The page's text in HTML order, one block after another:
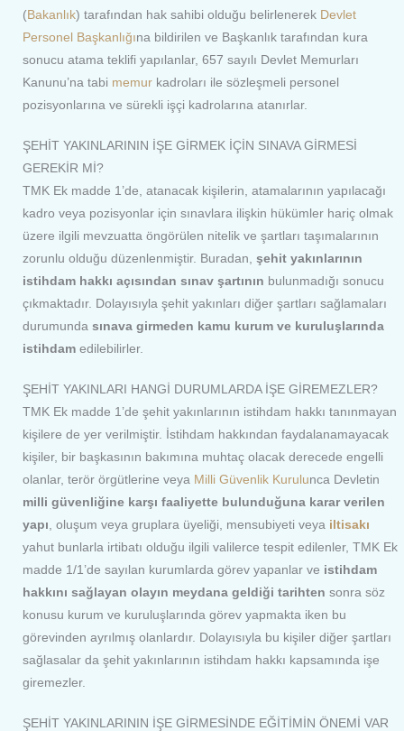
(Bakanlık) tarafından hak sahibi olduğu belirlenerek Devlet
Personel Başkanlığına bildirilen ve Başkanlık tarafından kura
sonucu atama teklifi yapılanlar, 657 sayılı Devlet Memurları
Kanunu’na tabi memur kadroları ile sözleşmeli personel
pozisyonlarına ve sürekli işçi kadrolarına atanırlar.
ŞEHİT YAKINLARININ İŞE GİRMEK İÇİN SINAVA GİRMESİ
GEREKİR Mİ?
TMK Ek madde 1’de, atanacak kişilerin, atamalarının yapılacağı
kadro veya pozisyonlar için sınavlara ilişkin hükümler hariç olmak
üzere ilgili mevzuatta öngörülen nitelik ve şartları taşımalarının
zorunlu olduğu düzenlenmiştir. Buradan, şehit yakınlarının
istihdam hakkı açısından sınav şartının bulunmadığı sonucu
çıkmaktadır. Dolayısıyla şehit yakınları diğer şartları sağlamaları
durumunda sınava girmeden kamu kurum ve kuruluşlarında
istihdam edilebilirler.
ŞEHİT YAKINLARI HANGİ DURUMLARDA İŞE GİREMEZLER?
TMK Ek madde 1’de şehit yakınlarının istihdam hakkı tanınmayan
kişilere de yer verilmiştir. İstihdam hakkından faydalanamayacak
kişiler, bir başkasının bakımına muhtaç olacak derecede engelli
olanlar, terör örgütlerine veya Milli Güvenlik Kurulunca Devletin
milli güvenliğine karşı faaliyette bulunduğuna karar verilen
yapı , oluşum veya gruplara üyeliği, mensubiyeti veya iltisakı
yahut bunlarla irtibatı olduğu ilgili valilerce tespit edilenler, TMK Ek
madde 1/1’de sayılan kurumlarda görev yapanlar ve istihdam
hakkını sağlayan olayın meydana geldiği tarihten sonra söz
konusu kurum ve kuruluşlarında görev yapmakta iken bu
görevinden ayrılmış olanlardır. Dolayısıyla bu kişiler diğer şartları
sağlasalar da şehit yakınlarının istihdam hakkı kapsamında işe
giremezler.
ŞEHİT YAKINLARININ İŞE GİRMESİNDE EĞİTİMİN ÖNEMİ VAR